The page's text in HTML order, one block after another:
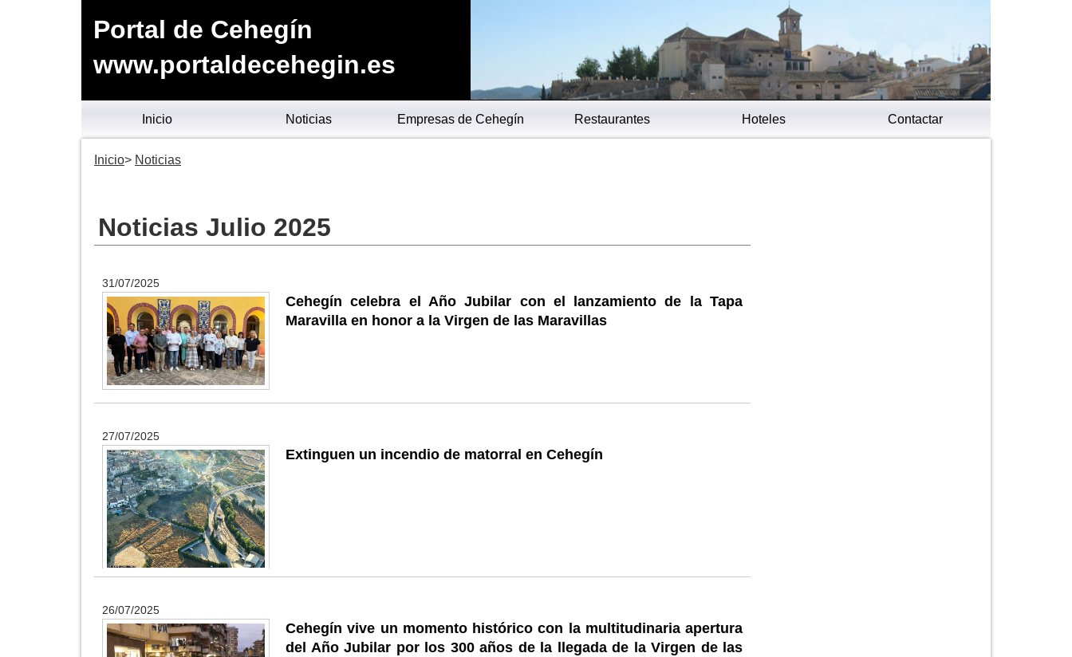
Portal de Cehegín
www.portaldecehegin.es
Inicio Noticias Empresas de Cehegín Restaurantes Hoteles Contactar
Inicio Noticias
Noticias Julio 2025
31/07/2025
Cehegín celebra el Año Jubilar con el lanzamiento de la Tapa
Maravilla en honor a la Virgen de las Maravillas
27/07/2025
Extinguen un incendio de matorral en Cehegín
26/07/2025
Cehegín vive un momento histórico con la multitudinaria apertura
del Año Jubilar por los 300 años de la llegada de la Virgen de las